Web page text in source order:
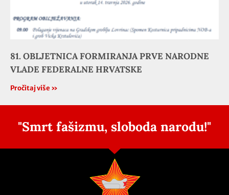
81. OBLJETNICA FORMIRANJA PRVE NARODNE
VLADE FEDERALNE HRVATSKE
Pročitaj više »
"Smrt fašizmu, sloboda narodu!"